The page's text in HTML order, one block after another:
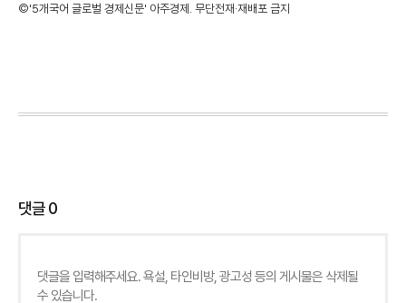
©'5개국어 글로벌 경제신문' 아주경제. 무단전재·재배포 금지
댓글0